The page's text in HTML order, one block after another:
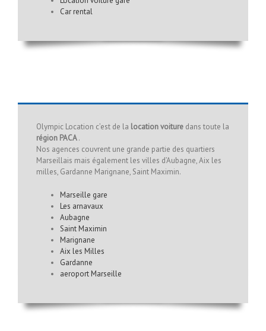
Car rental
Olympic Location c’est de la location voiture dans toute la
région PACA.
Nos agences couvrent une grande partie des quartiers
Marseillais mais également les villes d’Aubagne, Aix les
milles, Gardanne Marignane, Saint Maximin.
Marseille gare
Les arnavaux
Aubagne
Saint Maximin
Marignane
Aix les Milles
Gardanne
aeroport Marseille